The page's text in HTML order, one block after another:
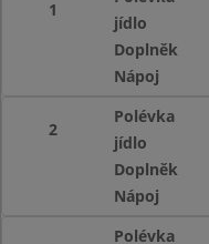
1
jídlo
Doplněk
Nápoj
2
Polévka
jídlo
Doplněk
Nápoj
Polévka